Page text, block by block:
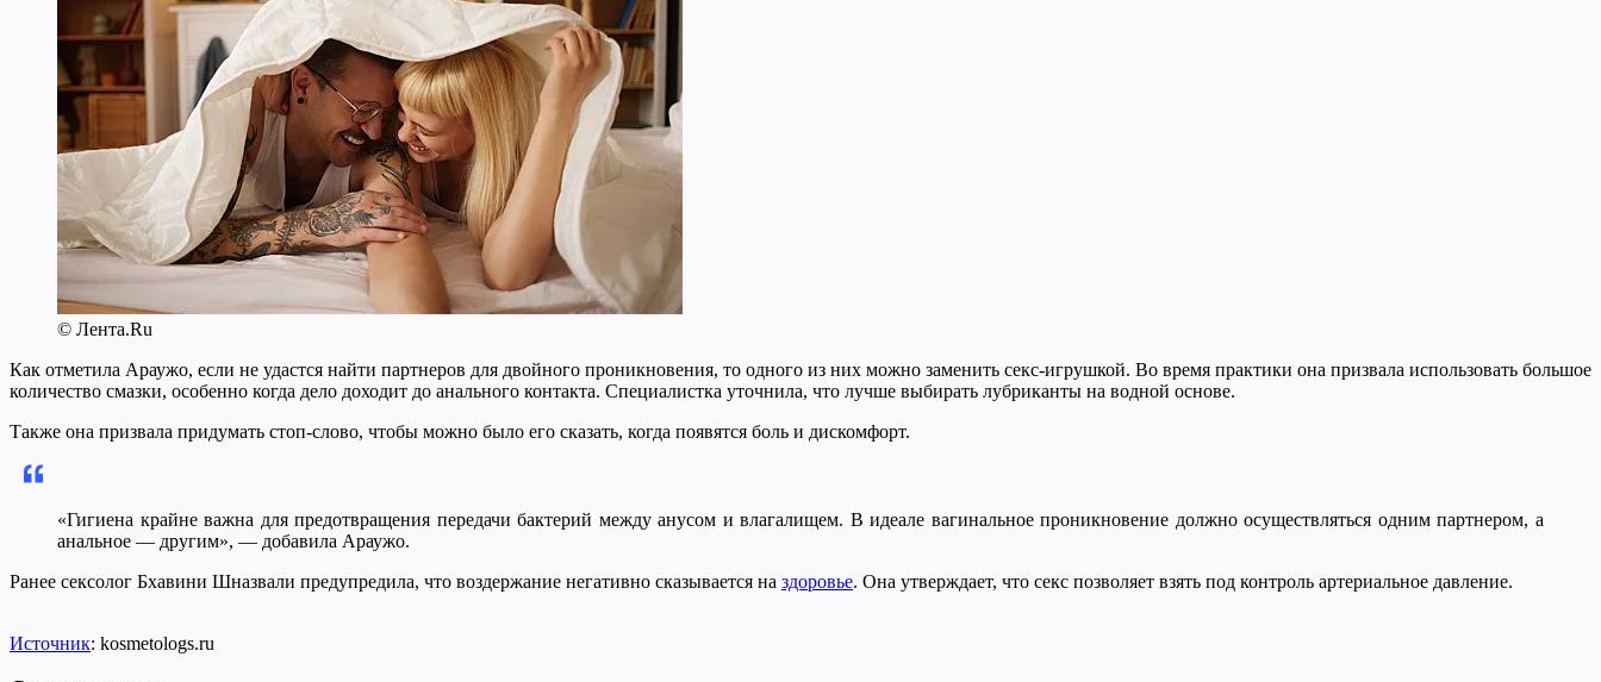
© Лента.Ru
Как отметила Араужо, если не удастся найти партнеров для двойного проникновения, то одного из них можно заменить секс-игрушкой. Во время практики она призвала использовать большое
количество смазки, особенно когда дело доходит до анального контакта. Специалистка уточнила, что лучше выбирать лубриканты на водной основе.
Также она призвала придумать стоп-слово, чтобы можно было его сказать, когда появятся боль и дискомфорт.
«Гигиена крайне важна для предотвращения передачи бактерий между анусом и влагалищем. В идеале вагинальное проникновение должно осуществляться одним партнером, а
анальное — другим», — добавила Араужо.
Ранее сексолог Бхавини Шназвали предупредила, что воздержание негативно сказывается на здоровье. Она утверждает, что секс позволяет взять под контроль артериальное давление.
Источник: kosmetologs.ru